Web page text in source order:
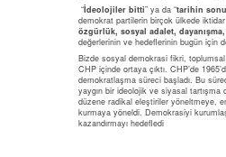
“İdeolojiler bitti” ya da “tarihin
demokrat partilerin birçok ülkede
özgürlük, sosyal adalet,
değerlerinin ve hedeflerinin bugün için
Bizde sosyal demokrasi fikri,
CHP içinde ortaya çıktı. CHP’de
demokratlaşma süreci başladı. Bu
yaygın bir ideolojik ve siyasal tartışma
düzene radikal eleştiriler yöneltmeye,
kurmaya yöneldi. Demokrasiyi
kazandırmayı hedefledi